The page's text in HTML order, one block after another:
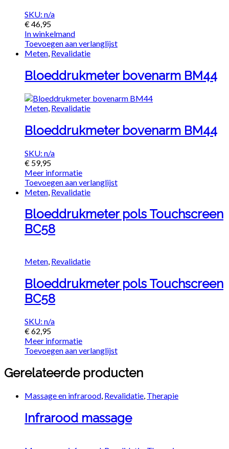
SKU: n/a
€46,95
In winkelmand
Toevoegen aan verlanglijst
Meten, Revalidatie
Bloeddrukmeter bovenarm BM44
Meten Revalidatie
Bloeddrukmeter bovenarm BM44
SKU: n/a
€ 59,95
Meer informatie
Toevoegen aan verlanglijst
Meten Revalidatie
Bloeddrukmeter pols Touchscreen
BC58
Meten, Revalidatie
Bloeddrukmeter pols Touchscreen
BC58
SKU: n/a
€62,95
Meer informatie
Toevoegen aan verlanglijst
Gerelateerde producten
Massage en infrarood, Revalidatie, Therapie
Infrarood massage